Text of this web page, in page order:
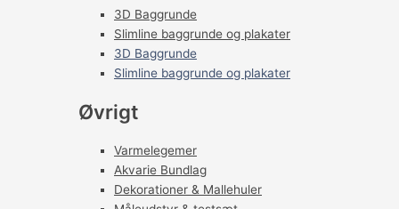
3D Baggrunde
Slimline baggrunde og plakater
3D Baggrunde
Slimline baggrunde og plakater
Øvrigt
Varmelegemer
Akvarie Bundlag
Dekorationer & Mallehuler